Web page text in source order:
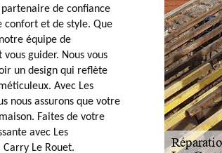
de confiance
et de style. Que
équipe de
guider. Nous vous
un design qui reflète
Avec Les
nous assurons que votre
Faites de votre
avec Les
Le Rouet.